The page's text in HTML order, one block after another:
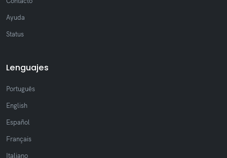
Ayuda
Status
Lenguajes
Português
English
Español
Français
Italiano